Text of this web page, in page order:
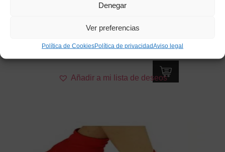
Denegar
Ver preferencias
Política de CookiesPolítica de privacidadAviso legal
Casco Rugby Rosa
Añadir a mi lista de deseos